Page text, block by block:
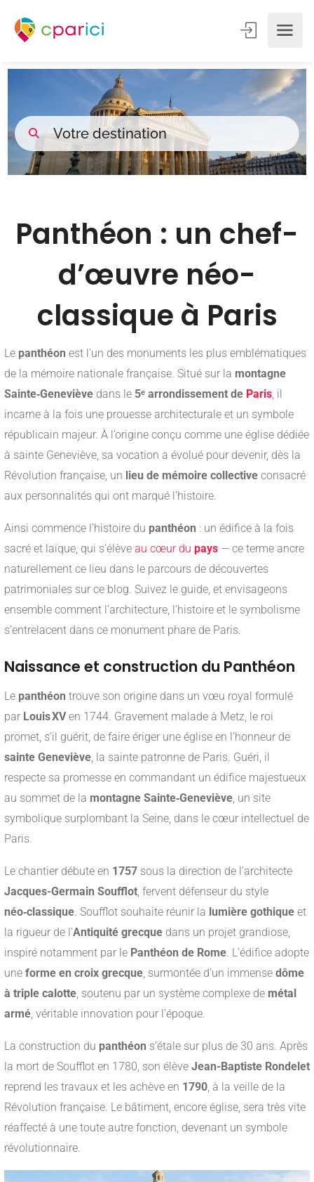
Panthéon : un chef-
d’œuvre néo-
classique à Paris
Le panthéon est l’un des monuments les plus emblématiques
de la mémoire nationale française. Situé sur la montagne
Sainte‑Geneviève dans le 5ᵉ arrondissement de Paris , il
incarne à la fois une prouesse architecturale et un symbole
républicain majeur. À l’origine conçu comme une église dédiée
à sainte Geneviève, sa vocation a évolué pour devenir, dès la
Révolution française, un lieu de mémoire collective consacré
aux personnalités qui ont marqué l’histoire
Ainsi commence l’histoire du panthéon : un édifice à la fois
sacré et laïque, qui s’élève au cœur du pays — ce terme ancre
naturellement ce lieu dans le parcours de découvertes
patrimoniales sur ce blog. Suivez le guide, et envisageons
ensemble comment l’architecture, l’histoire et le symbolisme
s’entrelacent dans ce monument phare de Paris.
Naissance et construction du Panthéon
Le panthéon trouve son origine dans un vœu royal formulé
par Louis XVen 1744. Gravement malade à Metz, le roi
promet, s’il guérit, de faire ériger une église en l’honneur de
sainte Geneviève , la sainte patronne de Paris. Guéri, il
respecte sa promesse en commandant un édifice majestueux
au sommet de la montagne Sainte‑Geneviève , un site
symbolique surplombant la Seine, dans le cœur intellectuel de
Paris.
Le chantier débute en 1757 sous la direction de l’architecte
Jacques-Germain Soufflot , fervent défenseur du style
néo‑classique . Soufflot souhaite réunir la lumière gothique et
la rigueur de l’Antiquité grecque dans un projet grandiose,
inspiré notamment par le Panthéon de Rome . L’édifice adopte
une forme en croix grecque , surmontée d’un immense dôme
à triple calotte , soutenu par un système complexe de métal
armé , véritable innovation pour l’époque.
La construction du panthéon s’étale sur plus de 30 ans. Après
la mort de Soufflot en 1780, son élève Jean-Baptiste Rondelet
reprend les travaux et les achève en 1790 , à la veille de la
Révolution française. Le bâtiment, encore église, sera très vite
réaffecté à une toute autre fonction, devenant un symbole
révolutionnaire.